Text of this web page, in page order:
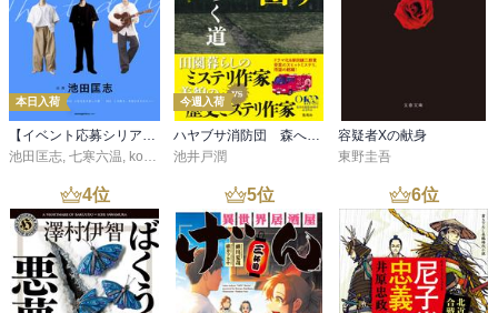
本日入荷
【イベント応募シリアルコード付】池田匡志出演・オーディオフォトブック「あの日」SPECIAL EDITION（音声／動画付）
池田匡志, 七寒六温, konoko58 ,村崎キコ
今週入荷
ハヤブサ消防団 森へつづく道
池井戸潤
容疑者Xの献身
東野圭吾
4位 5位 6位